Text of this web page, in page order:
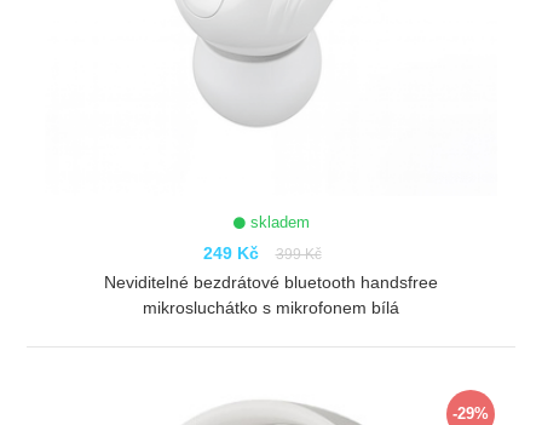
skladem
249 Kč 399 Kč
Neviditelné bezdrátové bluetooth handsfree
mikrosluchátko s mikrofonem bílá
-29%